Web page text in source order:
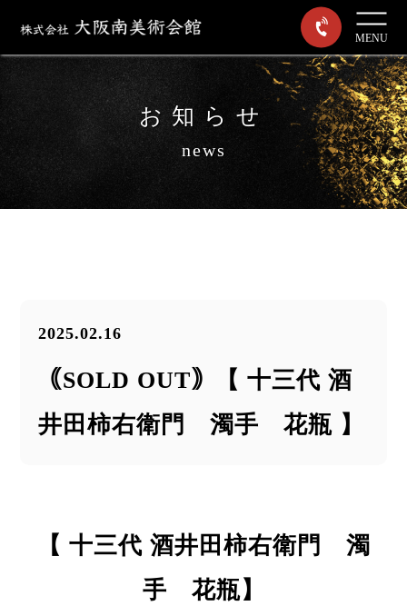
MENU
お知らせ
news
2025.02.16
｟SOLD OUT｠【 十三代 酒
井田柿右衛門 濁手 花瓶 】
【 十三代 酒井田柿右衛門 濁
手 花瓶】